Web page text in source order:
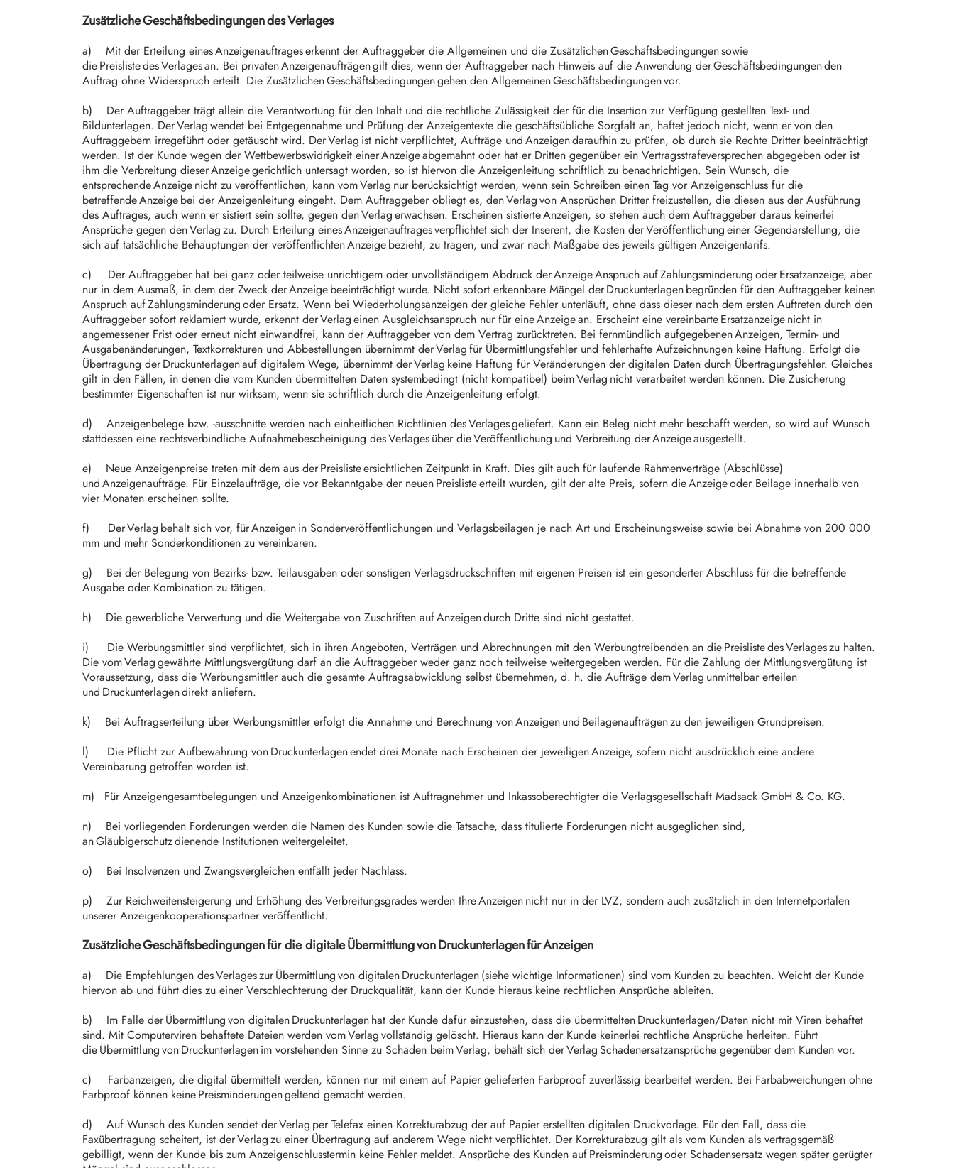
Zusätzliche Geschäftsbedingungen des Verlages
a) Mit der Erteilung eines Anzeigenauftrages erkennt der Auftraggeber die Allgemeinen und die Zusätzlichen Geschäftsbedingungen sowie
die Preisliste des Verlages an. Bei privaten Anzeigenaufträgen gilt dies, wenn der Auftraggeber nach Hinweis auf die Anwendung der Geschäftsbedingungen den
Auftrag ohne Widerspruch erteilt. Die Zusätzlichen Geschäftsbedingungen gehen den Allgemeinen Geschäftsbedingungen vor.
b) Der Auftraggeber trägt allein die Verantwortung für den Inhalt und die rechtliche Zulässigkeit der für die Insertion zur Verfügung gestellten Text- und
Bildunterlagen. Der Verlag wendet bei Entgegennahme und Prüfung der Anzeigentexte die geschäftsübliche Sorgfalt an, haftet jedoch nicht, wenn er von den
Auftraggebern irregeführt oder getäuscht wird. Der Verlag ist nicht verpflichtet, Aufträge und Anzeigen daraufhin zu prüfen, ob durch sie Rechte Dritter beeinträchtigt
werden. Ist der Kunde wegen der Wettbewerbswidrigkeit einer Anzeige abgemahnt oder hat er Dritten gegenüber ein Vertragsstrafeversprechen abgegeben oder ist
ihm die Verbreitung dieser Anzeige gerichtlich untersagt worden, so ist hiervon die Anzeigenleitung schriftlich zu benachrichtigen. Sein Wunsch, die
entsprechende Anzeige nicht zu veröffentlichen, kann vom Verlag nur berücksichtigt werden, wenn sein Schreiben einen Tag vor Anzeigenschluss für die
betreffende Anzeige bei der Anzeigenleitung eingeht. Dem Auftraggeber obliegt es, den Verlag von Ansprüchen Dritter freizustellen, die diesen aus der Ausführung
des Auftrages, auch wenn er sistiert sein sollte, gegen den Verlag erwachsen. Erscheinen sistierte Anzeigen, so stehen auch dem Auftraggeber daraus keinerlei
Ansprüche gegen den Verlag zu. Durch Erteilung eines Anzeigenauftrages verpflichtet sich der Inserent, die Kosten der Veröffentlichung einer Gegendarstellung, die
sich auf tatsächliche Behauptungen der veröffentlichten Anzeige bezieht, zu tragen, und zwar nach Maßgabe des jeweils gültigen Anzeigentarifs.
c) Der Auftraggeber hat bei ganz oder teilweise unrichtigem oder unvollständigem Abdruck der Anzeige Anspruch auf Zahlungsminderung oder Ersatzanzeige, aber
nur in dem Ausmaß, in dem der Zweck der Anzeige beeinträchtigt wurde. Nicht sofort erkennbare Mängel der Druckunterlagen begründen für den Auftraggeber keinen
Anspruch auf Zahlungsminderung oder Ersatz. Wenn bei Wiederholungsanzeigen der gleiche Fehler unterläuft, ohne dass dieser nach dem ersten Auftreten durch den
Auftraggeber sofort reklamiert wurde, erkennt der Verlag einen Ausgleichsanspruch nur für eine Anzeige an. Erscheint eine vereinbarte Ersatzanzeige nicht in
angemessener Frist oder erneut nicht einwandfrei, kann der Auftraggeber von dem Vertrag zurücktreten. Bei fernmündlich aufgegebenen Anzeigen, Termin- und
Ausgabenänderungen, Textkorrekturen und Abbestellungen übernimmt der Verlag für Übermittlungsfehler und fehlerhafte Aufzeichnungen keine Haftung. Erfolgt die
Übertragung der Druckunterlagen auf digitalem Wege, übernimmt der Verlag keine Haftung für Veränderungen der digitalen Daten durch Übertragungsfehler. Gleiches
gilt in den Fällen, in denen die vom Kunden übermittelten Daten systembedingt (nicht kompatibel) beim Verlag nicht verarbeitet werden können. Die Zusicherung
bestimmter Eigenschaften ist nur wirksam, wenn sie schriftlich durch die Anzeigenleitung erfolgt.
d) Anzeigenbelege bzw. -ausschnitte werden nach einheitlichen Richtlinien des Verlages geliefert. Kann ein Beleg nicht mehr beschafft werden, so wird auf Wunsch
stattdessen eine rechtsverbindliche Aufnahmebescheinigung des Verlages über die Veröffentlichung und Verbreitung der Anzeige ausgestellt.
e) Neue Anzeigenpreise treten mit dem aus der Preisliste ersichtlichen Zeitpunkt in Kraft. Dies gilt auch für laufende Rahmenverträge (Abschlüsse)
und Anzeigenaufträge. Für Einzelaufträge, die vor Bekanntgabe der neuen Preisliste erteilt wurden, gilt der alte Preis, sofern die Anzeige oder Beilage innerhalb von
vier Monaten erscheinen sollte.
f) Der Verlag behält sich vor, für Anzeigen in Sonderveröffentlichungen und Verlagsbeilagen je nach Art und Erscheinungsweise sowie bei Abnahme von 200 000
mm und mehr Sonderkonditionen zu vereinbaren.
g) Bei der Belegung von Bezirks- bzw. Teilausgaben oder sonstigen Verlagsdruckschriften mit eigenen Preisen ist ein gesonderter Abschluss für die betreffende
Ausgabe oder Kombination zu tätigen.
h) Die gewerbliche Verwertung und die Weitergabe von Zuschriften auf Anzeigen durch Dritte sind nicht gestattet.
i) Die Werbungsmittler sind verpflichtet, sich in ihren Angeboten, Verträgen und Abrechnungen mit den Werbungtreibenden an die Preisliste des Verlages zu halten.
Die vom Verlag gewährte Mittlungsvergütung darf an die Auftraggeber weder ganz noch teilweise weitergegeben werden. Für die Zahlung der Mittlungsvergütung ist
Voraussetzung, dass die Werbungsmittler auch die gesamte Auftragsabwicklung selbst übernehmen, d. h. die Aufträge dem Verlag unmittelbar erteilen
und Druckunterlagen direkt anliefern.
k) Bei Auftragserteilung über Werbungsmittler erfolgt die Annahme und Berechnung von Anzeigen und Beilagenaufträgen zu den jeweiligen Grundpreisen.
l) Die Pflicht zur Aufbewahrung von Druckunterlagen endet drei Monate nach Erscheinen der jeweiligen Anzeige, sofern nicht ausdrücklich eine andere
Vereinbarung getroffen worden ist.
m) Für Anzeigengesamtbelegungen und Anzeigenkombinationen ist Auftragnehmer und Inkassoberechtigter die Verlagsgesellschaft Madsack GmbH & Co. KG.
n) Bei vorliegenden Forderungen werden die Namen des Kunden sowie die Tatsache, dass titulierte Forderungen nicht ausgeglichen sind,
an Gläubigerschutz dienende Institutionen weitergeleitet.
o) Bei Insolvenzen und Zwangsvergleichen entfällt jeder Nachlass.
p) Zur Reichweitensteigerung und Erhöhung des Verbreitungsgrades werden Ihre Anzeigen nicht nur in der LVZ, sondern auch zusätzlich in den Internetportalen
unserer Anzeigenkooperationspartner veröffentlicht.
Zusätzliche Geschäftsbedingungen für die digitale Übermittlung von Druckunterlagen für Anzeigen
a) Die Empfehlungen des Verlages zur Übermittlung von digitalen Druckunterlagen (siehe wichtige Informationen) sind vom Kunden zu beachten. Weicht der Kunde
hiervon ab und führt dies zu einer Verschlechterung der Druckqualität, kann der Kunde hieraus keine rechtlichen Ansprüche ableiten.
b) Im Falle der Übermittlung von digitalen Druckunterlagen hat der Kunde dafür einzustehen, dass die übermittelten Druckunterlagen/Daten nicht mit Viren behaftet
sind. Mit Computerviren behaftete Dateien werden vom Verlag vollständig gelöscht. Hieraus kann der Kunde keinerlei rechtliche Ansprüche herleiten. Führt
die Übermittlung von Druckunterlagen im vorstehenden Sinne zu Schäden beim Verlag, behält sich der Verlag Schadenersatzansprüche gegenüber dem Kunden vor.
c) Farbanzeigen, die digital übermittelt werden, können nur mit einem auf Papier gelieferten Farbproof zuverlässig bearbeitet werden. Bei Farbabweichungen ohne
Farbproof können keine Preisminderungen geltend gemacht werden.
d) Auf Wunsch des Kunden sendet der Verlag per Telefax einen Korrekturabzug der auf Papier erstellten digitalen Druckvorlage. Für den Fall, dass die
Faxübertragung scheitert, ist der Verlag zu einer Übertragung auf anderem Wege nicht verpflichtet. Der Korrekturabzug gilt als vom Kunden als vertragsgemäß
gebilligt, wenn der Kunde bis zum Anzeigenschlusstermin keine Fehler meldet. Ansprüche des Kunden auf Preisminderung oder Schadensersatz wegen später gerügter